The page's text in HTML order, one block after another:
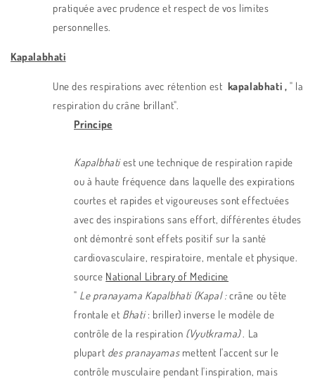
pratiquée avec prudence et respect de vos limites
personnelles.
Kapalabhati
Une des respirations avec rétention est kapalabhati ," la
respiration du crâne brillant".
Principe
Kapalbhatiest une technique de respiration rapide
ou à haute fréquence dans laquelle des expirations
courtes et rapides et vigoureuses sont effectuées
avec des inspirations sans effort, différentes études
ont démontré sont effets positif sur la santé
cardiovasculaire, respiratoire, mentale et physique.
source National Library of Medicine
" Le pranayama Kapalbhati (Kapal :crâne ou tête
frontale et Bhati: briller) inverse le modèle de
contrôle de la respiration (Vyutkrama). La
plupart des pranayamasmettent l'accent sur le
contrôle musculaire pendant l'inspiration, mais